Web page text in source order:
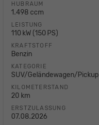
HUBRAUM
1.498 ccm
LEISTUNG
110 kW (150 PS)
KRAFTSTOFF
Benzin
KATEGORIE
SUV/Geländewagen/Pickup
KILOMETERSTAND
20 km
ERSTZULASSUNG
07.08.2026